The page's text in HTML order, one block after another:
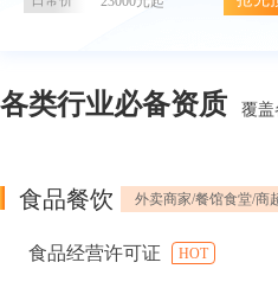
各类行业必备资质 覆盖
食品餐饮 外卖商家/餐馆食堂/商
食品经营许可证 HOT